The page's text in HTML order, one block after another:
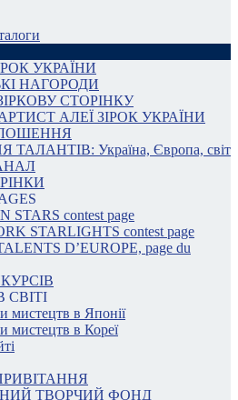
УКРАЇНИ
НАГОРОДИ
СТОРІНКУ
АЛЕЇ ЗІРОК УКРАЇНИ
Україна, Європа, світ
STARS contest page
STARLIGHTS contest page
D’EUROPE, page du
мистецтв в Японії
мистецтв в Кореї
ТВОРЧИЙ ФОНД